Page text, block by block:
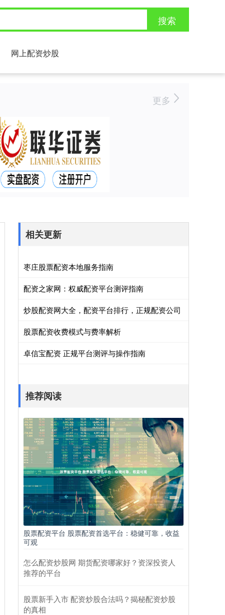
搜索
网上配资炒股
更多
相关更新
枣庄股票配资本地服务指南
配资之家网：权威配资平台测评指南
炒股配资网大全，配资平台排行，正规配资公司
股票配资收费模式与费率解析
卓信宝配资 正规平台测评与操作指南
推荐阅读
股票配资平台 股票配资首选平台：稳健可靠，收益
可观
怎么配资炒股网 期货配资哪家好？资深投资人
推荐的平台
股票新手入市 配资炒股合法吗？揭秘配资炒股
的真相